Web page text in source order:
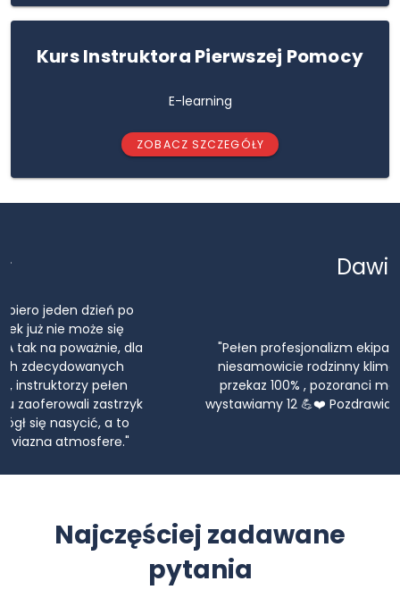
Kurs Instruktora Pierwszej Pomocy
E-learning
ZOBACZ SZCZEGÓŁY
"Pełen profesjonalizm ekipa z Poznania perfekcja
niesamowicie rodzinny klimat i przede wszystkim
przekaz 100% , pozoranci mega, w skali od 1 do 10
wystawiamy 12 💪❤️ Pozdrawiamy, ekipa OSP Czartki."
Najczęściej zadawane
pytania